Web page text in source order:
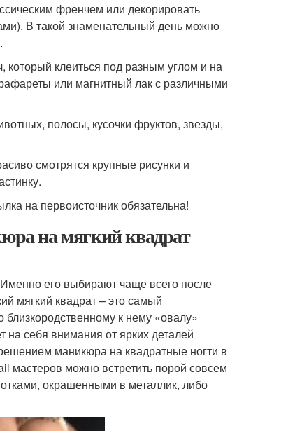
френчем или декорировать
В такой знаменательный день можно
который клеиться под разным углом и на
или магнитный лак с различными
полосы, кусочки фруктов, звезды,
смотрятся крупные рисунки и
на первоисточник обязательна!
на мягкий квадрат
его выбирают чаще всего после
мягкий квадрат – это самый
к нему «овалу»
себя внимания от ярких деталей
маникюра на квадратные ногти в
мастеров можно встретить порой совсем
окрашенными в металлик, либо